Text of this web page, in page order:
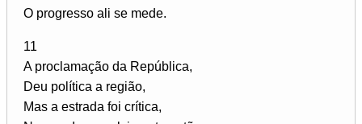
O progresso ali se mede.
11
A proclamação da República,
Deu política a região,
Mas a estrada foi crítica,